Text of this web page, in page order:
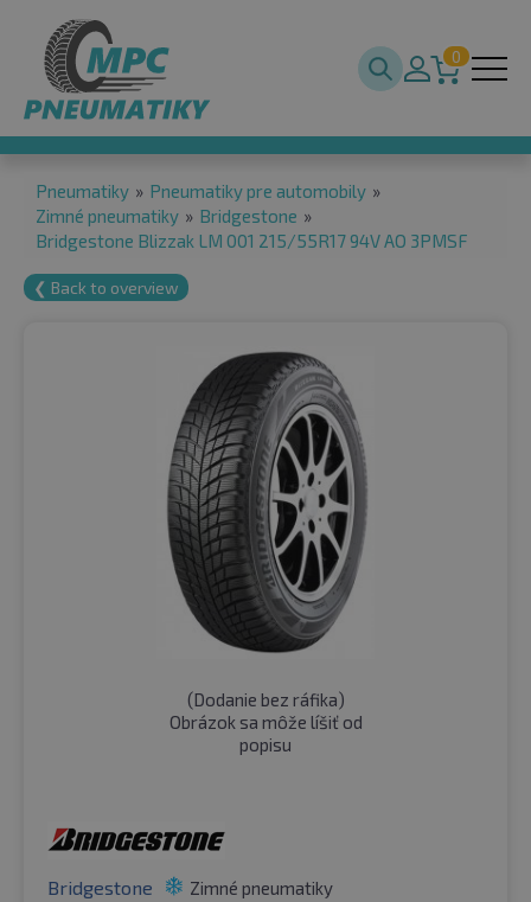
0
Pneumatiky » Pneumatiky pre automobily »
Zimné pneumatiky » Bridgestone »
Bridgestone Blizzak LM 001 215/55R17 94V AO 3PMSF
❮ Back to overview
(Dodanie bez ráfika)
Obrázok sa môže líšiť od
popisu
Bridgestone Zimné pneumatiky